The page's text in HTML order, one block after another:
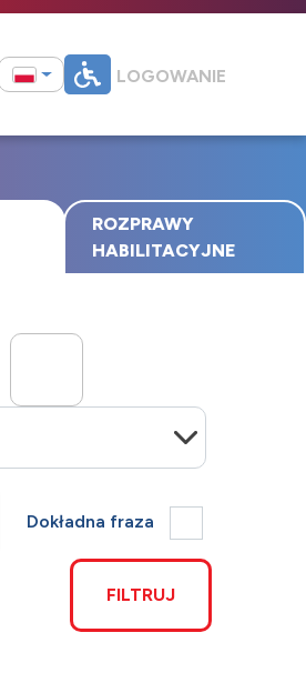
LOGOWANIE
ROZPRAWY
HABILITACYJNE
Dokładna fraza
FILTRUJ